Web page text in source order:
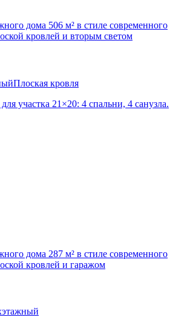
Плоская кровля
участка 21×20: 4 спальни, 4 санузла.